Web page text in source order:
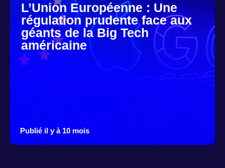
L’Union Européenne : Une
régulation prudente face aux
géants de la Big Tech
américaine
Publié il y à 10 mois